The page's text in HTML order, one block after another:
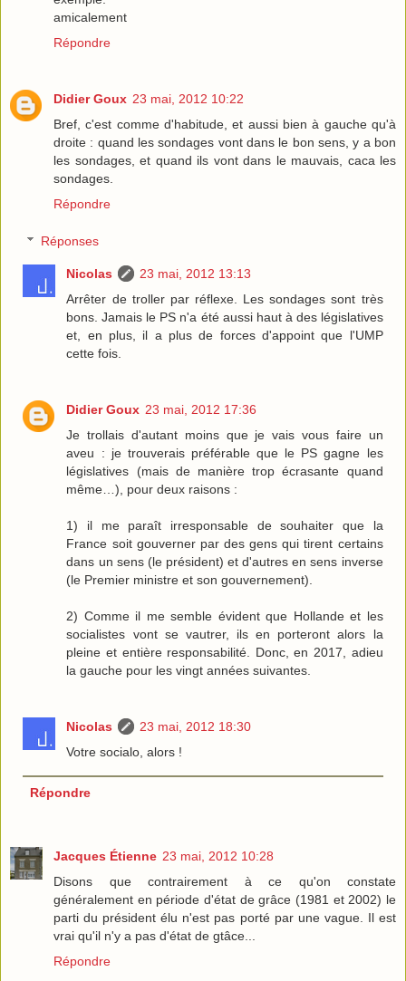
amicalement
Répondre
Didier Goux 23 mai, 2012 10:22
Bref, c'est comme d'habitude, et aussi bien à gauche qu'à
droite : quand les sondages vont dans le bon sens, y a bon
les sondages, et quand ils vont dans le mauvais, caca les
sondages.
Répondre
Réponses
Nicolas
23 mai, 2012 13:13
Arrêter de troller par réflexe. Les sondages sont très
bons. Jamais le PS n'a été aussi haut à des législatives
et, en plus, il a plus de forces d'appoint que l'UMP
cette fois.
Didier Goux 23 mai, 2012 17:36
Je trollais d'autant moins que je vais vous faire un
aveu : je trouverais préférable que le PS gagne les
législatives (mais de manière trop écrasante quand
même…), pour deux raisons :
1) il me paraît irresponsable de souhaiter que la
France soit gouverner par des gens qui tirent certains
dans un sens (le président) et d'autres en sens inverse
(le Premier ministre et son gouvernement).
2) Comme il me semble évident que Hollande et les
socialistes vont se vautrer, ils en porteront alors la
pleine et entière responsabilité. Donc, en 2017, adieu
la gauche pour les vingt années suivantes.
Nicolas
23 mai, 2012 18:30
Votre socialo, alors !
Répondre
Jacques Étienne 23 mai, 2012 10:28
Disons que contrairement à ce qu'on constate
généralement en période d'état de grâce (1981 et 2002) le
parti du président élu n'est pas porté par une vague. Il est
vrai qu'il n'y a pas d'état de gtâce...
Répondre